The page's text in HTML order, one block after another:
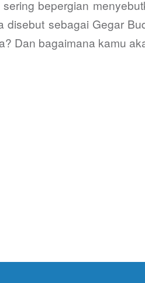
bepergian
sebagai Gegar
Dan bagaimana kamu